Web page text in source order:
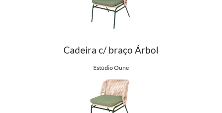
Ver detalhes do produto
Cadeira c/ braço Árbol
Estúdio Oune